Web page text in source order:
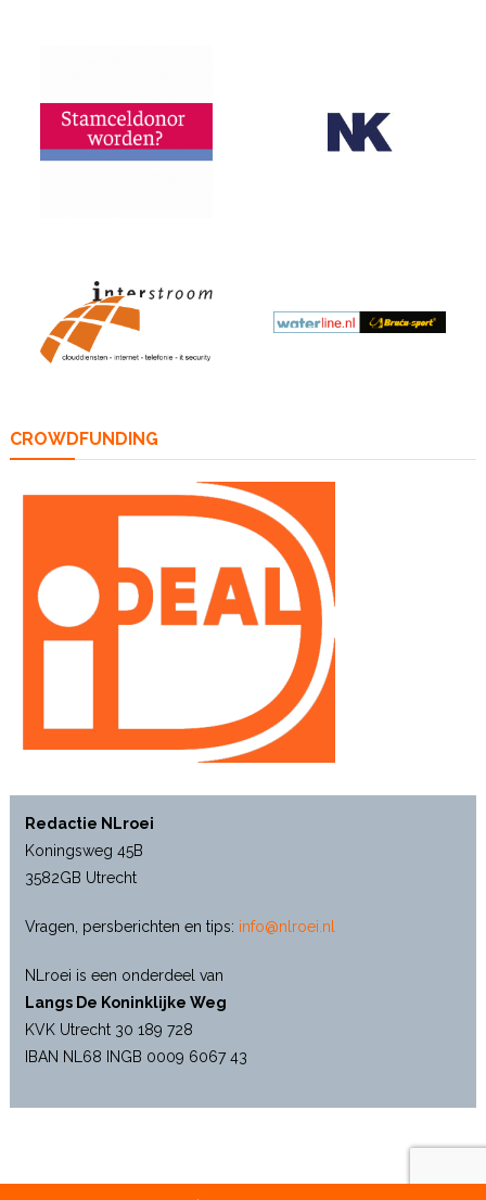
CROWDFUNDING
Redactie NLroei
Koningsweg 45B
3582GB Utrecht
Vragen, persberichten en tips: info@nlroei.nl
NLroei is een onderdeel van
Langs De Koninklijke Weg
KVK Utrecht 30 189 728
IBAN NL68 INGB 0009 6067 43